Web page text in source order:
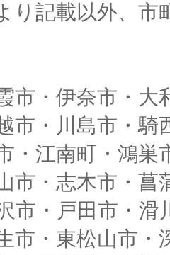
り記載以外、市
市・伊奈市・
市・川島市・
・江南町・鴻
市・志木市・菖
市・戸田市・
市・東松山市